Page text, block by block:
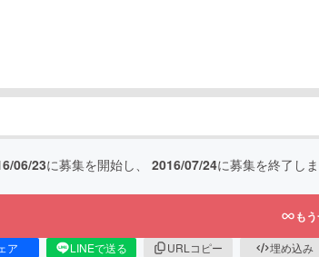
06/23に募集を開始し、 2016/07/24に募集を終了し
も
ア LINEで送る URLコピー 埋め込み